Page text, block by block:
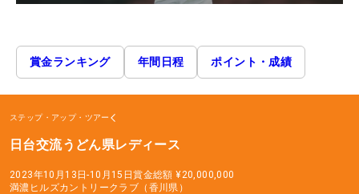
賞金ランキング 年間日程 ポイント・成績
ステップ・アップ・ツアー
日台交流うどん県レディース
2023年10月13日-10月15日賞金総額 ¥20,000,000
満濃ヒルズカントリークラブ（香川県）